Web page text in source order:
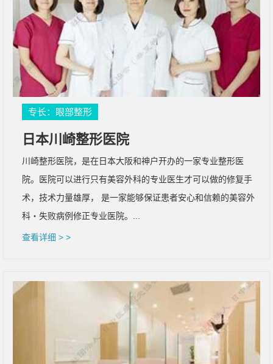
专长：眼部整形
日本川崎整形医院
川崎整形医院，是在日本大阪和神户开办的一家专业整形医
院。医院可以进行只有美容外科的专业医生才可以做的修复手
术，技术力量雄厚， 是一家能够保证患者安心和信赖的美容外
科・失败病例修正专业医院。...
查看详细 > >